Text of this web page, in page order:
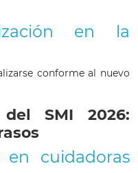
en la
conforme al nuevo
SMI 2026:
en cuidadoras